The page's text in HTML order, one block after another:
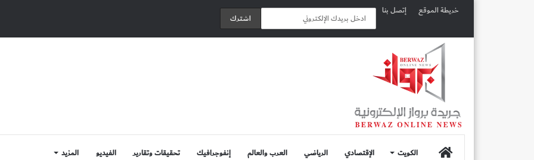
خريطة الموقع إتصل بنا
الصفحةالكويت الإقتصادي الرياضي العرب والعالم إنفوجرافيك تحقيقات وتقارير الفيديو المزيد